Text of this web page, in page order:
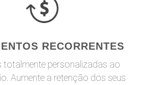
RECORRENTES
totalmente personalizadas ao
Aumente a retenção dos seus